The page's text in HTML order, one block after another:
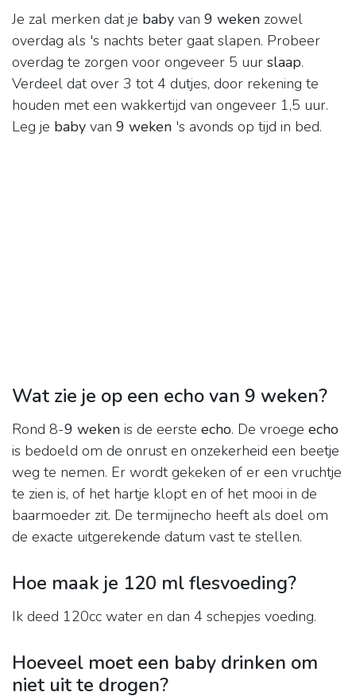
Je zal merken dat je baby van 9 weken zowel
overdag als 's nachts beter gaat slapen. Probeer
overdag te zorgen voor ongeveer 5 uur slaap.
Verdeel dat over 3 tot 4 dutjes, door rekening te
houden met een wakkertijd van ongeveer 1,5 uur.
Leg je baby van 9 weken 's avonds op tijd in bed.
Wat zie je op een echo van 9 weken?
Rond 8-9 weken is de eerste echo. De vroege echo
is bedoeld om de onrust en onzekerheid een beetje
weg te nemen. Er wordt gekeken of er een vruchtje
te zien is, of het hartje klopt en of het mooi in de
baarmoeder zit. De termijnecho heeft als doel om
de exacte uitgerekende datum vast te stellen.
Hoe maak je 120 ml flesvoeding?
Ik deed 120cc water en dan 4 schepjes voeding.
Hoeveel moet een baby drinken om
niet uit te drogen?